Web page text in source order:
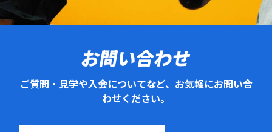
お問い合わせ
ご質問・見学や入会についてなど、お気軽にお問い合
わせください。